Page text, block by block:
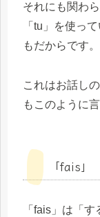
それにも関わ
「tu」を使っ
もだからです。
これはお話し
もこのように
「fais」
「fais」は「